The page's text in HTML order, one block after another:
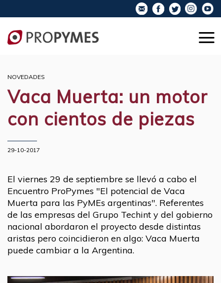
NOVEDADES
Vaca Muerta: un motor
con cientos de piezas
29-10-2017
El viernes 29 de septiembre se llevó a cabo el
Encuentro ProPymes "El potencial de Vaca
Muerta para las PyMEs argentinas". Referentes
de las empresas del Grupo Techint y del gobierno
nacional abordaron el proyecto desde distintas
aristas pero coincidieron en algo: Vaca Muerta
puede cambiar a la Argentina.